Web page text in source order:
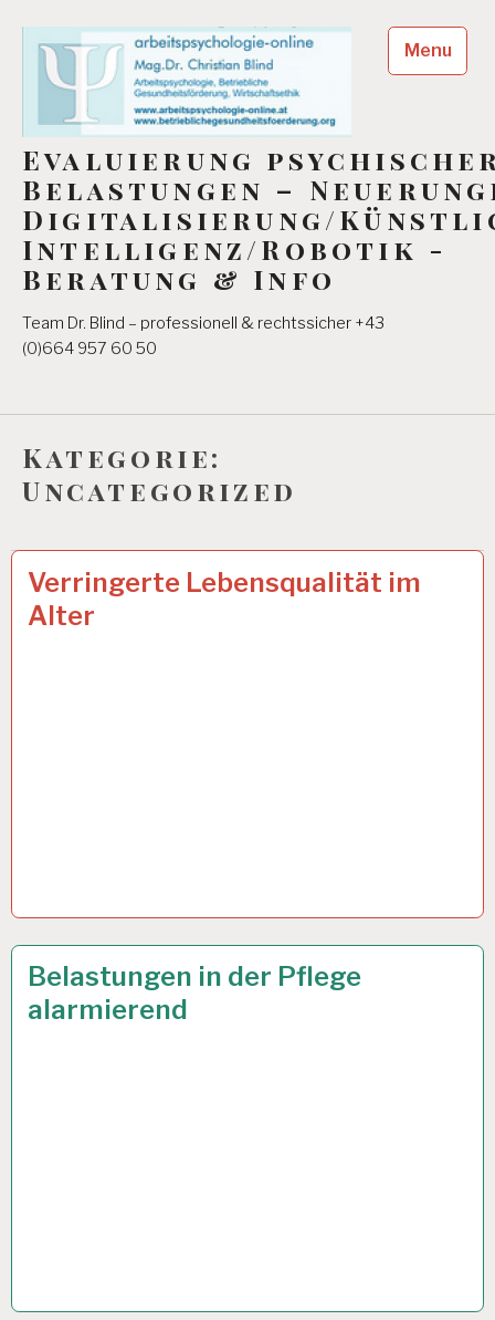
content
Evaluierung
Belastungen –
Digitalisierung/
Intelligenz/Robotik -
Beratung & Info
Team Dr. Blind – professionell & rechtssicher +43
(0)664 957 60 50
Menu
Kategorie:
Uncategorized
ARBEIT
UND
GESUNDHEIT…
Verringerte Lebensqualität im
Alter
16 JAN. 2025
12-
STUNDEN-
ARBEITSTAG…
Belastungen in der Pflege
alarmierend
11 NOV. 2024